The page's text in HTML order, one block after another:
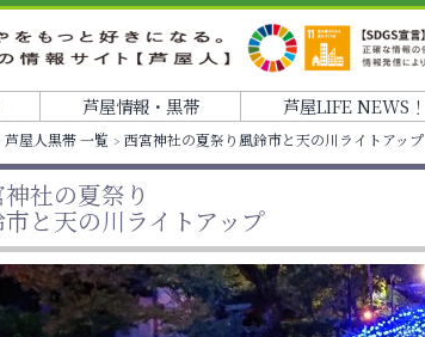
芦屋情報・黒帯 芦屋LIFE NEWS！
芦屋人黒帯 一覧 西宮神社の夏祭り風鈴市と天の川ライトアップ
社の夏祭り
と天の川ライトアップ